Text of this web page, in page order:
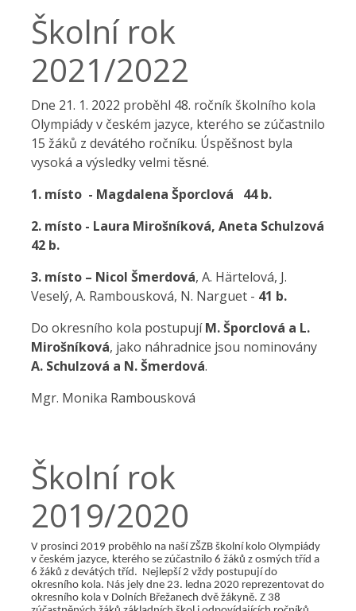
Školní rok
2021/2022
Dne 21. 1. 2022 proběhl 48. ročník školního kola
Olympiády v českém jazyce, kterého se zúčastnilo
15 žáků z devátého ročníku. Úspěšnost byla
vysoká a výsledky velmi těsné.
1. místo - Magdalena Šporclová 44 b.
2. místo - Laura Mirošníková, Aneta Schulzová
42 b.
3. místo – Nicol Šmerdová, A. Härtelová, J.
Veselý, A. Rambousková, N. Narguet - 41 b.
Do okresního kola postupujíM. Šporclová a L.
Mirošníková, jako náhradnice jsou nominovány
A. Schulzová a N. Šmerdová.
Mgr. Monika Rambousková
Školní rok
2019/2020
V prosinci 2019 proběhlo na naší ZŠZB školní kolo Olympiády
v českém jazyce, kterého se zúčastnilo 6 žáků z osmých tříd a
6 žáků z devátých tříd. Nejlepší 2 vždy postupují do
okresního kola. Nás jely dne 23. ledna 2020 reprezentovat do
okresního kola v Dolních Břežanech dvě žákyně. Z 38